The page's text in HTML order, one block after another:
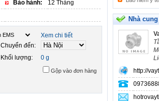
Bảo hành:
12 Tháng
Xem chi tiết
Chuyển đến:
Khối lượng:
0 g
Gộp vào đơn hàng
Tìm đối tác
Nhà
http://